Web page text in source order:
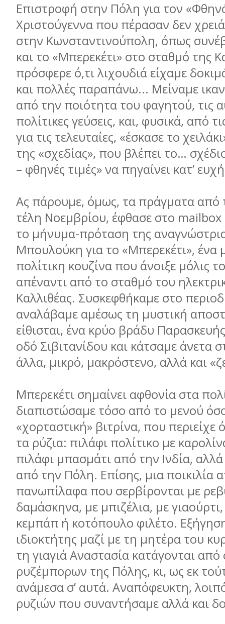
Επιστροφή στην Πόλη για τον
Χριστούγεννα που πέρασαν δεν
στην Κωνσταντινούπολη, όπως
και το «Μπερεκέτι» στο σταθμό της
πρόσφερε ό,τι λιχουδιά είχαμε
και πολλές παραπάνω... Μείναμε
από την ποιότητα του φαγητού, τις
πολίτικες γεύσεις, και, φυσικά, από
για τις τελευταίες, «έσκασε το
της «σχεδίας», που βλέπει το…
– φθηνές τιμές» να πηγαίνει κατ’
Ας πάρουμε, όμως, τα πράγματα από
τέλη Νοεμβρίου, έφθασε στο mailbox
το μήνυμα-πρόταση της
Μπουλούκη για το «Μπερεκέτι», ένα
πολίτικη κουζίνα που άνοιξε μόλις
απέναντι από το σταθμό του
Καλλιθέας. Συσκεφθήκαμε στο
αναλάβαμε αμέσως τη μυστική
είθισται, ένα κρύο βράδυ
οδό Σιβιτανίδου και κάτσαμε άνετα
άλλα, μικρό, μακρόστενο, αλλά και
Μπερεκέτι σημαίνει αφθονία στα
διαπιστώσαμε τόσο από το μενού
«χορταστική» βιτρίνα, που
τα ρύζια: πιλάφι πολίτικο με
πιλάφι μπασμάτι από την Ινδία, αλλά
από την Πόλη. Επίσης, μια ποικιλία
πανωπίλαφα που σερβίρονται με
δαμάσκηνα, με μπιζέλια, με
κεμπάπ ή κοτόπουλο φιλέτο.
ιδιοκτήτης μαζί με τη μητέρα του
τη γιαγιά Αναστασία κατάγονται από
ρυζέμπορων της Πόλης, κι, ως εκ
ανάμεσα σ’ αυτά. Αναπόφευκτη,
ρυζιών που συναντήσαμε αλλά και